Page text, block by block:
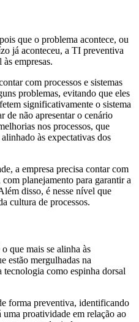
que o problema acontece, ou
já aconteceu, a TI preventiva
empresas.
com processos e sistemas
problemas, evitando que eles
significativamente o sistema
de não apresentar o cenário
nos processos, que
às expectativas dos
a empresa precisa contar com
planejamento para garantir a
disso, é nesse nível que
cultura de processos.
que mais se alinha às
estão mergulhadas na
como espinha dorsal
forma preventiva, identificando
proatividade em relação ao